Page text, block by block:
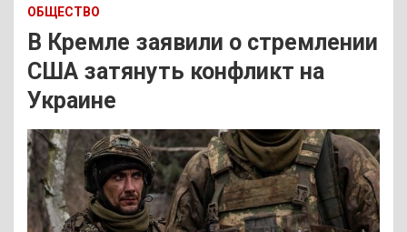
ОБЩЕСТВО
В Кремле заявили о стремлении
США затянуть конфликт на
Украине